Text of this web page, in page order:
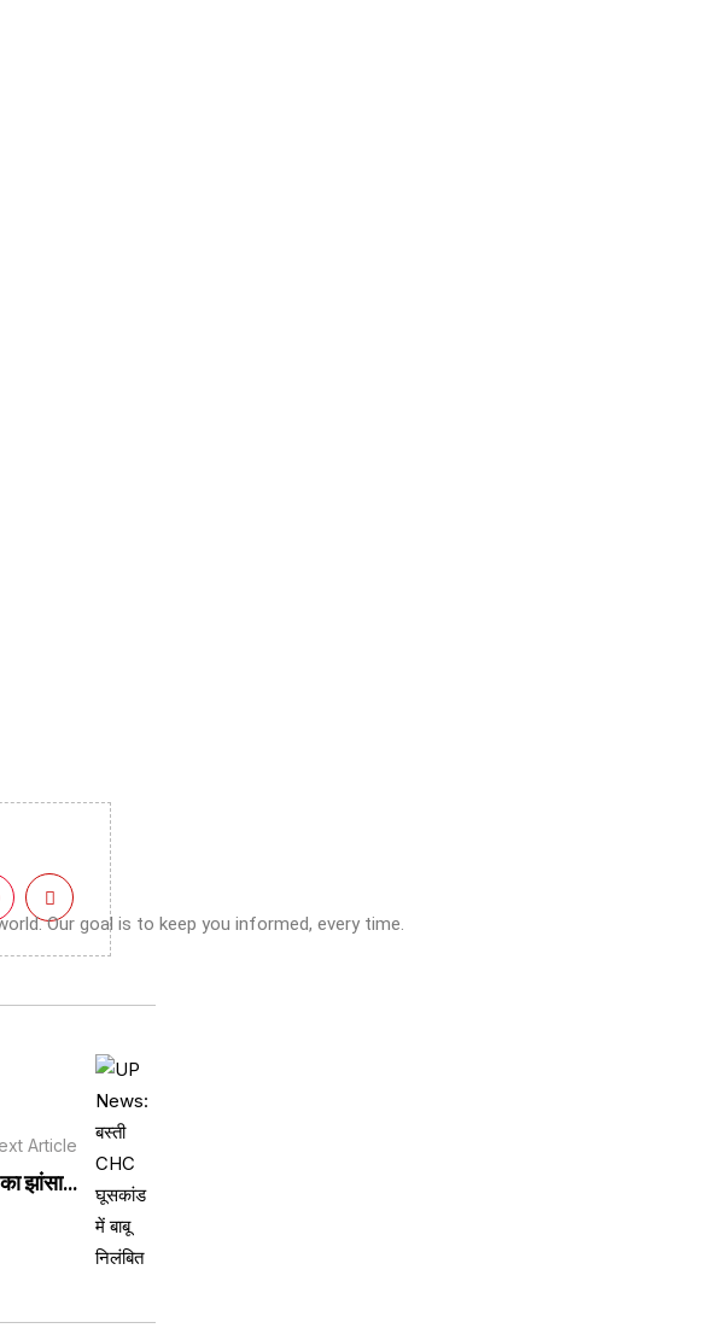
Article
झांसा...
Our goal is to keep you informed, every time.